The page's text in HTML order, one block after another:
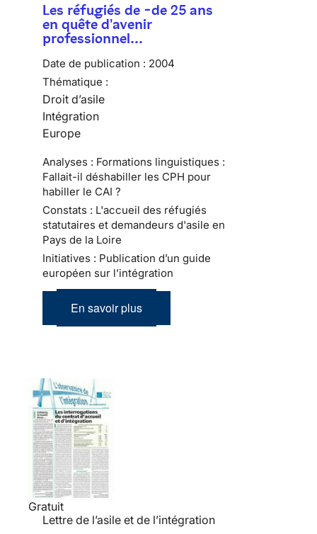
Les réfugiés de -de 25 ans
en quête d'avenir
professionnel…
Date de publication : 2004
Thématique :
Droit d’asile
Intégration
Europe
Analyses : Formations linguistiques :
Fallait-il déshabiller les CPH pour
habiller le CAI ?
Constats : L'accueil des réfugiés
statutaires et demandeurs d'asile en
Pays de la Loire
Initiatives : Publication d’un guide
européen sur l’intégration
En savoir plus
Gratuit
Lettre de l’asile et de l’intégration